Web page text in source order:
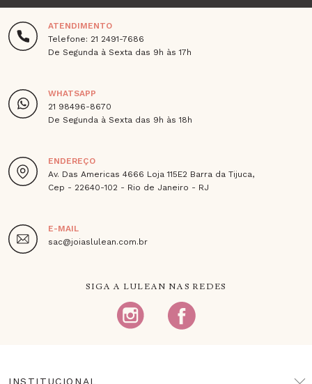
ATENDIMENTO
Telefone: 21 2491-7686
De Segunda à Sexta das 9h às 17h
WHATSAPP
21 98496-8670
De Segunda à Sexta das 9h às 18h
ENDEREÇO
Av. Das Americas 4666 Loja 115E2 Barra da Tijuca,
Cep - 22640-102 - Rio de Janeiro - RJ
E-MAIL
sac@joiaslulean.com.br
SIGA A LULEAN NAS REDES
INSTITUCIONAL